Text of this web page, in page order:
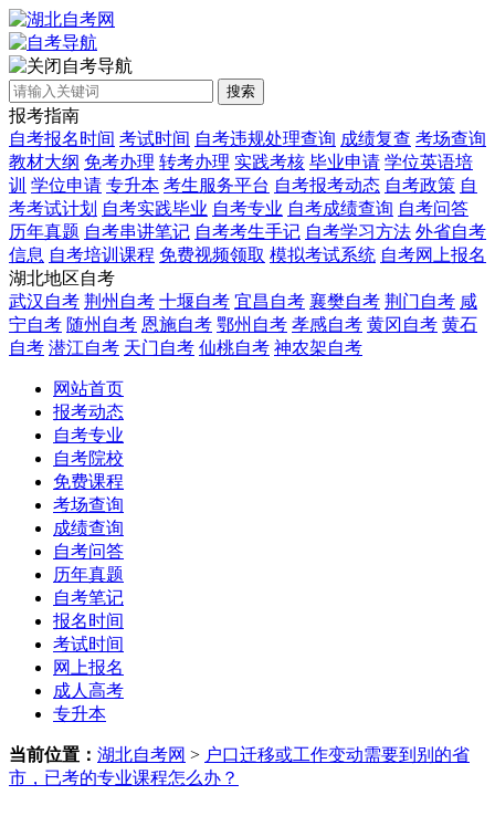
自考导航
搜索
报考指南
自考报名时间 考试时间 自考违规处理查询 成绩复查 考场查询
教材大纲 免考办理 转考办理 实践考核 毕业申请 学位英语培
训 学位申请 专升本 考生服务平台 自考报考动态 自考政策 自
考考试计划 自考实践毕业 自考专业 自考成绩查询 自考问答
历年真题 自考串讲笔记 自考考生手记 自考学习方法 外省自考
信息 自考培训课程 免费视频领取 模拟考试系统 自考网上报名
湖北地区自考
武汉自考 荆州自考 十堰自考 宜昌自考 襄樊自考 荆门自考 咸
宁自考 随州自考 恩施自考 鄂州自考 孝感自考 黄冈自考 黄石
自考 潜江自考 天门自考 仙桃自考 神农架自考
网站首页
报考动态
自考专业
自考院校
免费课程
考场查询
成绩查询
自考问答
历年真题
自考笔记
报名时间
考试时间
网上报名
成人高考
专升本
当前位置： 湖北自考网 > 户口迁移或工作变动需要到别的省
市，已考的专业课程怎么办？